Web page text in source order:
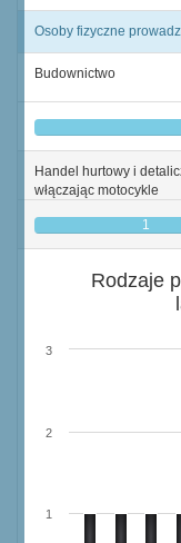
Osoby fizyczne
Budownictwo
Handel hurtowy i
włączając motocykle
1
Rodzaje
1
2
3